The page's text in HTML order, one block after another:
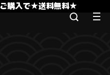
ご購入で★送料無料★